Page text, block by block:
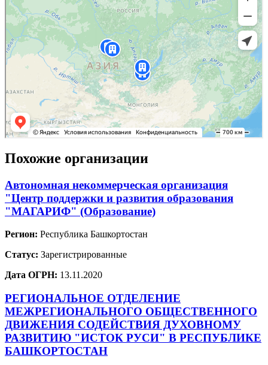
Похожие организации
Автономная некоммерческая организация
"Центр поддержки и развития образования
"МАГАРИФ" (Образование)
Регион: Республика Башкортостан
Статус: Зарегистрированные
Дата ОГРН: 13.11.2020
РЕГИОНАЛЬНОЕ ОТДЕЛЕНИЕ
МЕЖРЕГИОНАЛЬНОГО ОБЩЕСТВЕННОГО
ДВИЖЕНИЯ СОДЕЙСТВИЯ ДУХОВНОМУ
РАЗВИТИЮ "ИСТОК РУСИ" В РЕСПУБЛИКЕ
БАШКОРТОСТАН